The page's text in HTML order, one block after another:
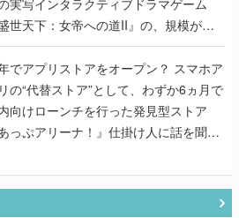
盛世天下：女帝への道II』の、規模が違
だわりをプロデューサーに聞いた
でアプリストアをオープン？ スマホア
の“代替ストア”として、わずか6ヵ月で
向けローンチを行った発見型ストア
あっぷアリーナ！』仕掛け人に話を聞い